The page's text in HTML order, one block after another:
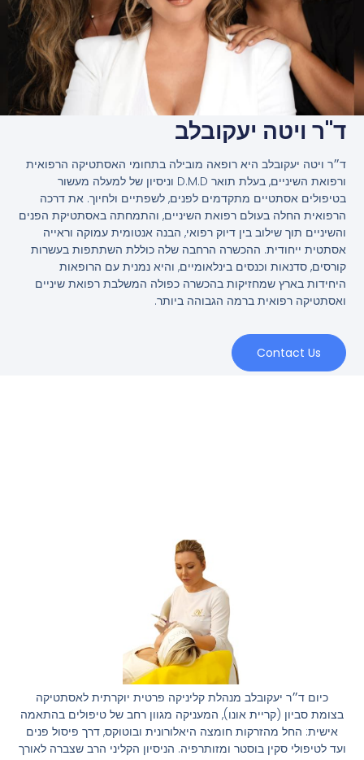
ד"ר ויטה יעקובלב
ד״ר ויטה יעקובלב היא רופאה מובילה בתחומי האסתטיקה הרפואית
ורפואת השיניים, בעלת תואר D.M.D וניסיון של למעלה מעשור
בטיפולים אסתטיים מתקדמים לפנים, לשפתיים ולחיוך. את דרכה
הרפואית החלה בעולם רפואת השיניים, והתמחתה באסתטיקת הפנים
והשיניים תוך שילוב בין דיוק רפואי, הבנה אנטומית עמוקה וראייה
אסתטית ייחודית. ההכשרה הרחבה שלה כוללת השתתפות בעשרות
קורסים, סדנאות וכנסים בינלאומיים, והיא נמנית עם הרופאות
היחידות בארץ שמחזיקות בהכשרה כפולה המשלבת רפואת שיניים
ואסתטיקה רפואית ברמה הגבוהה ביותר.
Contact Us
כיום ד״ר יעקובלב מנהלת קליניקה פרטית יוקרתית לאסתטיקה
בצומת סביון (קריית אונו), המעניקה מגוון רחב של טיפולים בהתאמה
אישית: החל מהזרקות חומצה היאלורונית ובוטוקס, דרך פיסול פנים
ועד לטיפולי סקין בוסטר ומזותרפיה. הניסיון הקליני הרב שצברה לאורך